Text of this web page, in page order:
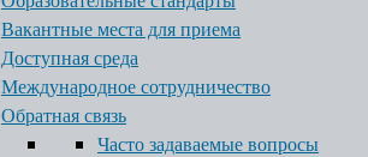
Вакантные места для приема
Доступная среда
Международное сотрудничество
Обратная связь
Часто задаваемые вопросы